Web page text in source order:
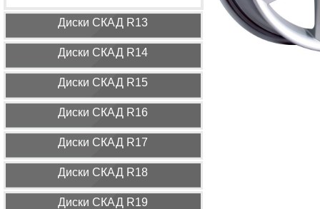
Диcки СКАД R13
Диcки СКАД R14
Диcки СКАД R15
Диcки СКАД R16
Диcки СКАД R17
Диcки СКАД R18
Диcки СКАД R19